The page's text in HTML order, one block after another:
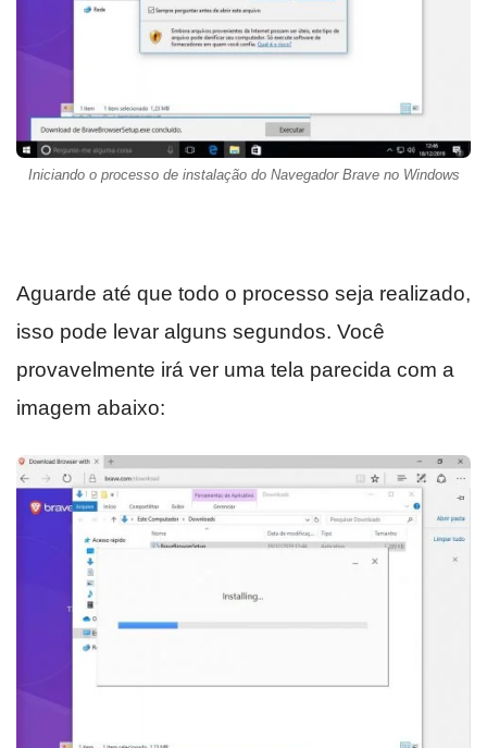
Iniciando o processo de instalação do Navegador Brave no Windows
Aguarde até que todo o processo seja realizado,
isso pode levar alguns segundos. Você
provavelmente irá ver uma tela parecida com a
imagem abaixo: